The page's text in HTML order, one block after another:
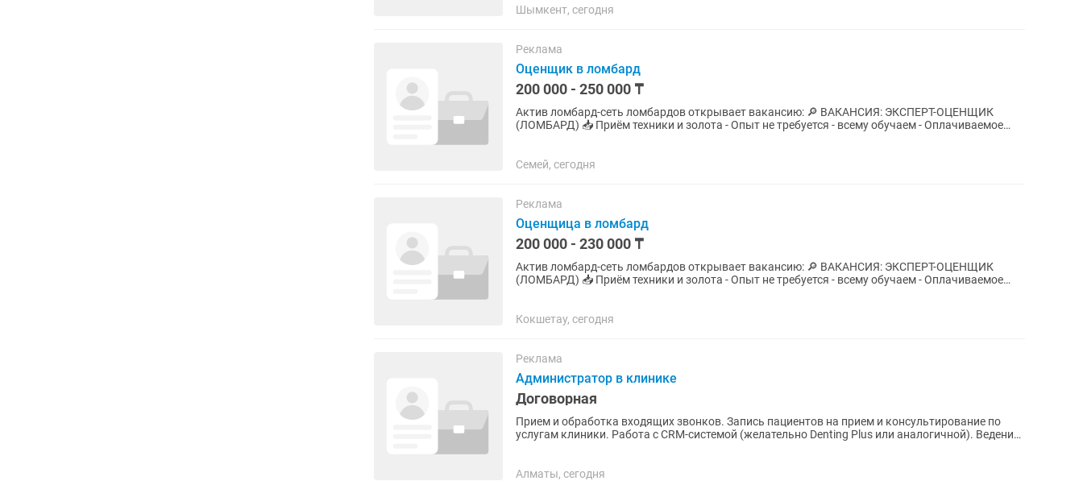
Шымкент, сегодня
Реклама
Оценщик в ломбард
200 000 - 250 000 ₸
Актив ломбард-сеть ломбардов открывает вакансию: 🔎 ВАКАНСИЯ: ЭКСПЕРТ-ОЦЕНЩИК
(ЛОМБАРД) 📥 Приём техники и золота - Опыт не требуется - всему обучаем - Оплачиваемое
Семей, сегодня
Реклама
Оценщица в ломбард
200 000 - 230 000 ₸
Актив ломбард-сеть ломбардов открывает вакансию: 🔎 ВАКАНСИЯ: ЭКСПЕРТ-ОЦЕНЩИК
(ЛОМБАРД) 📥 Приём техники и золота - Опыт не требуется - всему обучаем - Оплачиваемое
Кокшетау, сегодня
Реклама
Администратор в клинике
Договорная
Прием и обработка входящих звонков. Запись пациентов на прием и консультирование по
услугам клиники. Работа с CRM-системой (желательно Denting Plus или аналогичной). Ведение
Алматы, сегодня